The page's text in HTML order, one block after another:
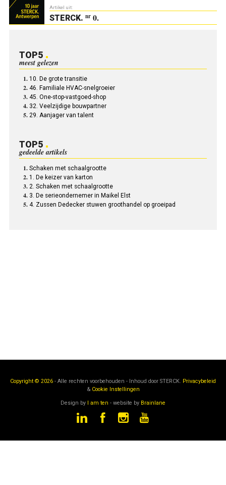
Artikel uit:
STERCK. nr0.
TOP5
meest gelezen
10. De grote transitie
46. Familiale HVAC-snelgroeier
45. One-stop-vastgoed-shop
32. Veelzijdige bouwpartner
29. Aanjager van talent
TOP5
gedeelde artikels
Schaken met schaalgrootte
1. De keizer van karton
2. Schaken met schaalgrootte
3. De serieondernemer in Maikel Elst
4. Zussen Dedecker stuwen groothandel op groeipad
Copyright © 2026 - Alle rechten voorbehouden - Inhoud door STERCK. Privacybeleid
& Cookie Instellingen
Design by I am ten - website by Brainlane